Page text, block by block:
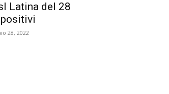
Latina del 28
28, 2022